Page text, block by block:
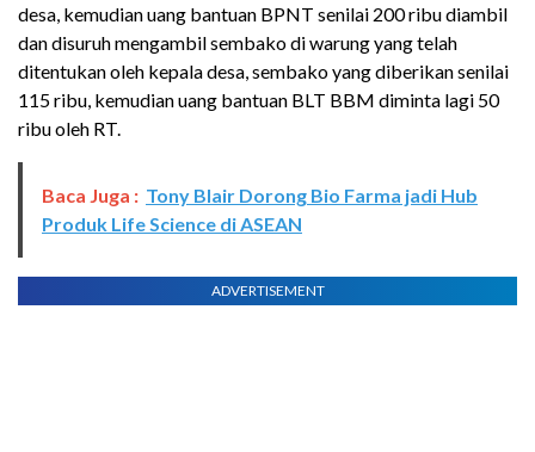
desa, kemudian uang bantuan BPNT senilai 200 ribu diambil
dan disuruh mengambil sembako di warung yang telah
ditentukan oleh kepala desa, sembako yang diberikan senilai
115 ribu, kemudian uang bantuan BLT BBM diminta lagi 50
ribu oleh RT.
Baca Juga : Tony Blair Dorong Bio Farma jadi Hub
Produk Life Science di ASEAN
ADVERTISEMENT